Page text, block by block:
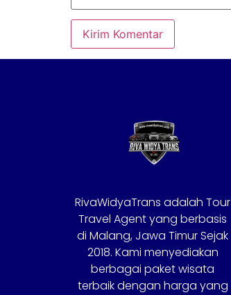
RivaWidyaTrans adalah Tour
Travel Agent yang berbasis
di Malang, Jawa Timur Sejak
2018. Kami menyediakan
berbagai paket wisata
terbaik dengan harga yang